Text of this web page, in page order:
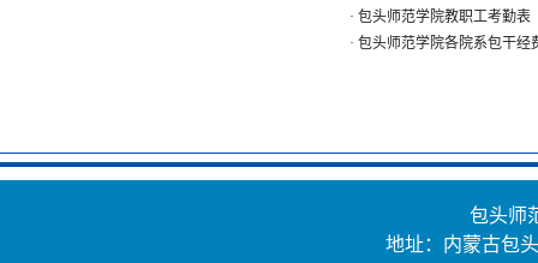
· 包头师范学院教职工考勤表
· 包头师范学院各院系包干经
包头师
地址：内蒙古包